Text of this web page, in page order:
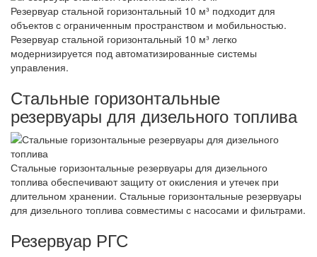
Резервуар стальной горизонтальный 10 м³ подходит для
объектов с ограниченным пространством и мобильностью.
Резервуар стальной горизонтальный 10 м³ легко
модернизируется под автоматизированные системы
управления.
Стальные горизонтальные
резервуары для дизельного топлива
Стальные горизонтальные резервуары для дизельного
топлива обеспечивают защиту от окисления и утечек при
длительном хранении. Стальные горизонтальные резервуары
для дизельного топлива совместимы с насосами и фильтрами.
Резервуар РГС